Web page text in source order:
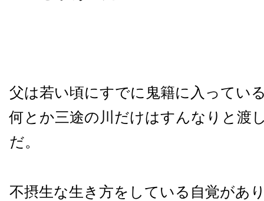
父は若い頃にすでに鬼籍に入ってい
何とか三途の川だけはすんなりと渡
だ。
不摂生な生き方をしている自覚があ